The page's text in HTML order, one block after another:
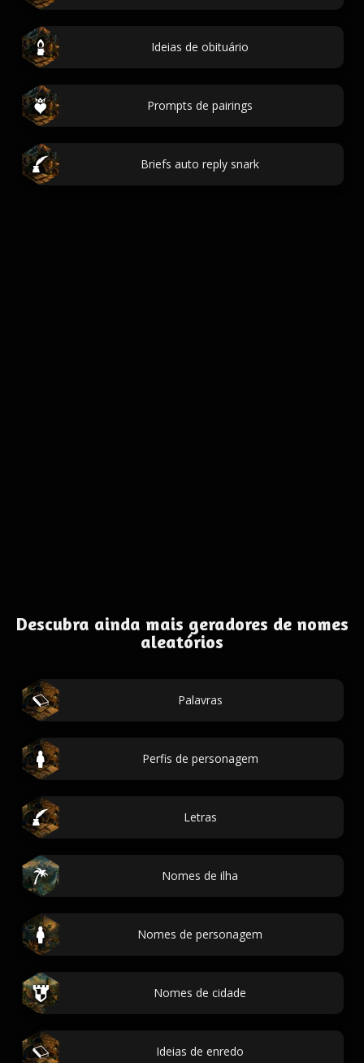
Ideias de obituário
Prompts de pairings
Briefs auto reply snark
Descubra ainda mais geradores de nomes
aleatórios
Palavras
Perfis de personagem
Letras
Nomes de ilha
Nomes de personagem
Nomes de cidade
Ideias de enredo